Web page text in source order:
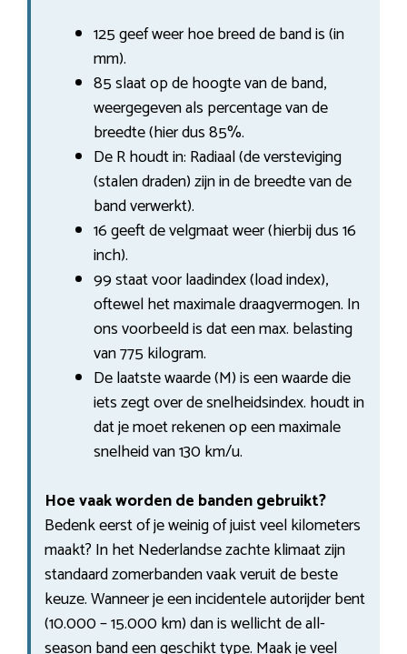
125 geef weer hoe breed de band is (in
mm).
85 slaat op de hoogte van de band,
weergegeven als percentage van de
breedte (hier dus 85%.
De R houdt in: Radiaal (de versteviging
(stalen draden) zijn in de breedte van de
band verwerkt).
16 geeft de velgmaat weer (hierbij dus 16
inch).
99 staat voor laadindex (load index),
oftewel het maximale draagvermogen. In
ons voorbeeld is dat een max. belasting
van 775 kilogram.
De laatste waarde (M) is een waarde die
iets zegt over de snelheidsindex. houdt in
dat je moet rekenen op een maximale
snelheid van 130 km/u.
Hoe vaak worden de banden gebruikt?
Bedenk eerst of je weinig of juist veel kilometers
maakt? In het Nederlandse zachte klimaat zijn
standaard zomerbanden vaak veruit de beste
keuze. Wanneer je een incidentele autorijder bent
(10.000 – 15.000 km) dan is wellicht de all-
season band een geschikt type. Maak je veel